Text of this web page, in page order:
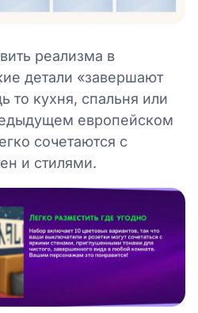
реализма в
детали «завершают
то кухня, спальня или
европейском
сочетаются с
и стилями.